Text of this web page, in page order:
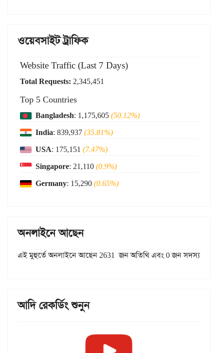
ওয়েবসাইট ট্রাফিক
Website Traffic (Last 7 Days)
Total Requests: 2,345,451
Top 5 Countries
Bangladesh: 1,175,605(50.12%)
India: 839,937(35.81%)
USA: 175,151 (7.47%)
Singapore: 21,110(0.9%)
Germany: 15,290(0.65%)
অনলাইনে আছেন
এই মুহুর্তে অনলাইনে আছেন 2631 জন অতিথি এবং 0 জন সদস্য
আদি রেকর্ডিং শুনুন